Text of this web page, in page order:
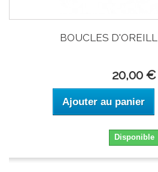
BOUCLES
20,00 €
Ajouter au panier
Disponible